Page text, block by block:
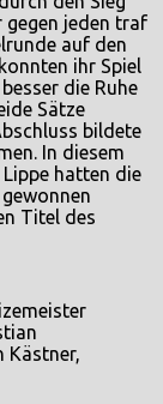
gegen jeden traf
auf den
ihr Spiel
die Ruhe
Sätze
bildete
In diesem
Lippe hatten die
Titel des
Kästner,